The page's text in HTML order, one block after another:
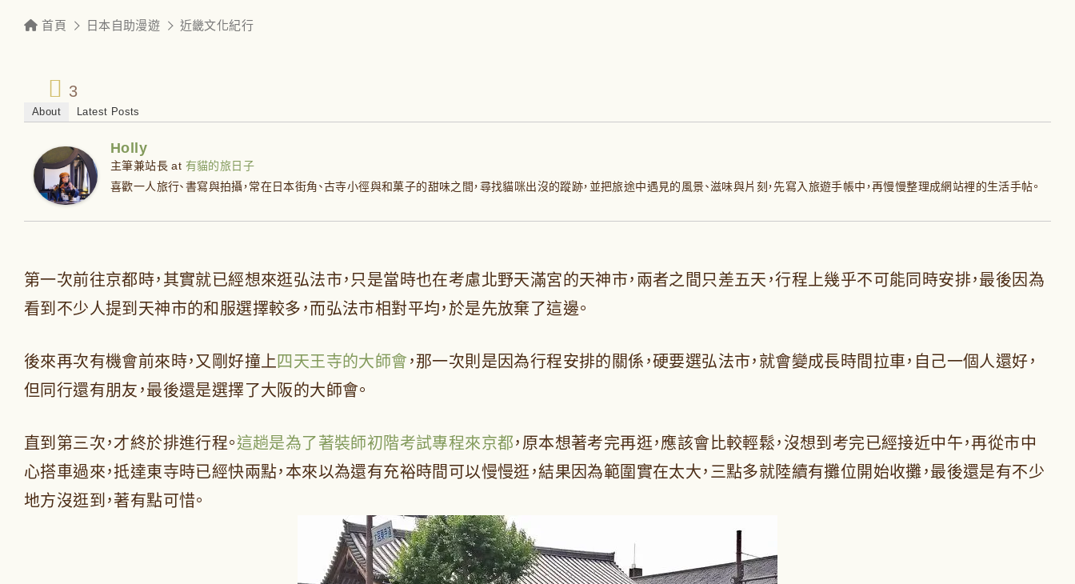
首頁 日本自助漫遊 近畿文化紀行
3
About Latest Posts
Holly
主筆兼站長 at 有貓的旅日子
喜歡一人旅行、書寫與拍攝，常在日本街角、古寺小徑與和菓子的甜味之間，尋找貓咪出沒的蹤跡，並把旅途中遇見的風景、滋味與片刻，先寫入旅遊手帳中，再慢慢整理成網站裡的生活手帖。
第一次前往京都時，其實就已經想來逛弘法市，只是當時也在考慮北野天滿宮的天神市，兩者之間只差五天，行程上幾乎不可能同時安排，最後因為
看到不少人提到天神市的和服選擇較多，而弘法市相對平均，於是先放棄了這邊。
後來再次有機會前來時，又剛好撞上四天王寺的大師會，那一次則是因為行程安排的關係，硬要選弘法市，就會變成長時間拉車，自己一個人還好，
但同行還有朋友，最後還是選擇了大阪的大師會。
直到第三次，才終於排進行程。這趟是為了著裝師初階考試專程來京都，原本想著考完再逛，應該會比較輕鬆，沒想到考完已經接近中午，再從市中
心搭車過來，抵達東寺時已經快兩點，本來以為還有充裕時間可以慢慢逛，結果因為範圍實在太大，三點多就陸續有攤位開始收攤，最後還是有不少
地方沒逛到，著有點可惜。